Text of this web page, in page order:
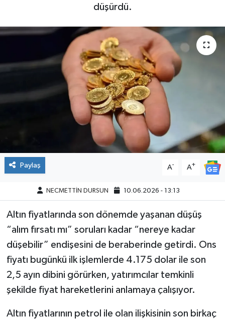
düşürdü.
Paylaş A- A+
NECMETTİN DURSUN 10.06.2026 - 13:13
Altın fiyatlarında son dönemde yaşanan düşüş
“alım fırsatı mı” soruları kadar “nereye kadar
düşebilir” endişesini de beraberinde getirdi. Ons
fiyatı bugünkü ilk işlemlerde 4.175 dolar ile son
2,5 ayın dibini görürken, yatırımcılar temkinli
şekilde fiyat hareketlerini anlamaya çalışıyor.
Altın fiyatlarının petrol ile olan ilişkisinin son birkaç